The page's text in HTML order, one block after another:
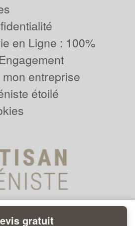
en Ligne : 100%
entreprise
étoilé
gratuit